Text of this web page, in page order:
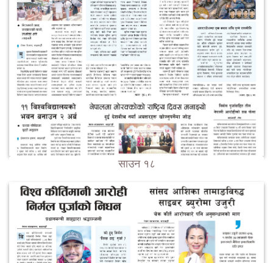
साउन १८